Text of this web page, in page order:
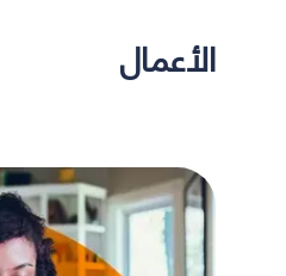
الأعمال